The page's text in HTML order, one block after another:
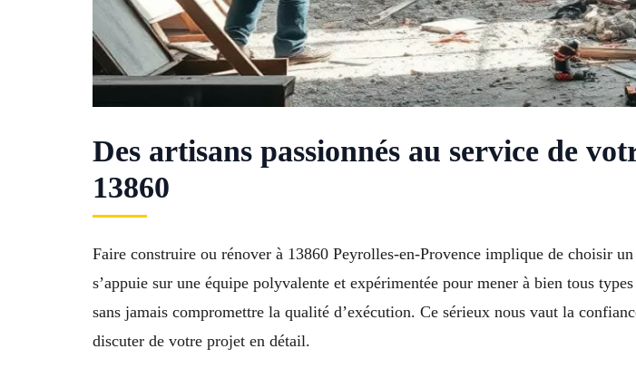
Des artisans passionnés au service de
13860
Faire construire ou rénover à 13860 Peyrolles-en-Provence implique de choisir
s’appuie sur une équipe polyvalente et expérimentée pour mener à bien tous
sans jamais compromettre la qualité d’exécution. Ce sérieux nous vaut la
discuter de votre projet en détail.